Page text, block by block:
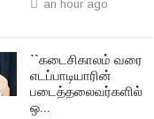
an hour ago
``கடைசிகாலம் வரை
எடப்பாடியாரின்
படைத்தலைவர்களில்
ஒ...